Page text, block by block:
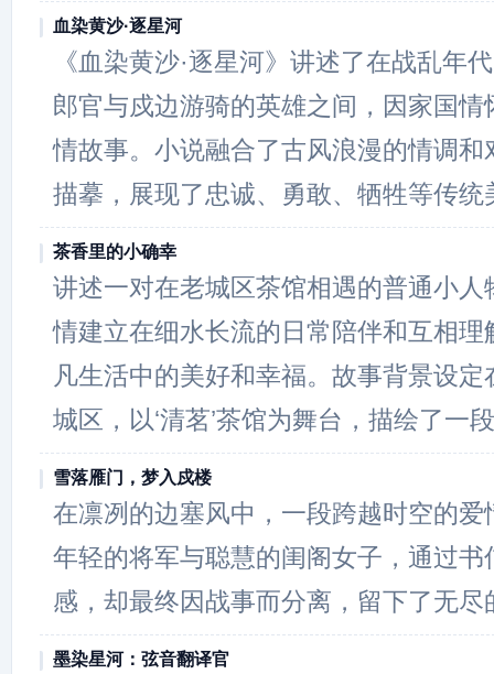
血染黄沙·逐星河
《血染黄沙·逐星河》讲述了在战乱年
郎官与戍边游骑的英雄之间，因家国
情故事。小说融合了古风浪漫的情调和
描摹，展现了忠诚、勇敢、牺牲等传统
茶香里的小确幸
讲述一对在老城区茶馆相遇的普通小人
情建立在细水长流的日常陪伴和互相理
凡生活中的美好和幸福。故事背景设
城区，以‘清茗’茶馆为舞台，描绘了一
雪落雁门，梦入戍楼
在凛冽的边塞风中，一段跨越时空的爱
年轻的将军与聪慧的闺阁女子，通过书
感，却最终因战事而分离，留下了无尽
墨染星河：弦音翻译官